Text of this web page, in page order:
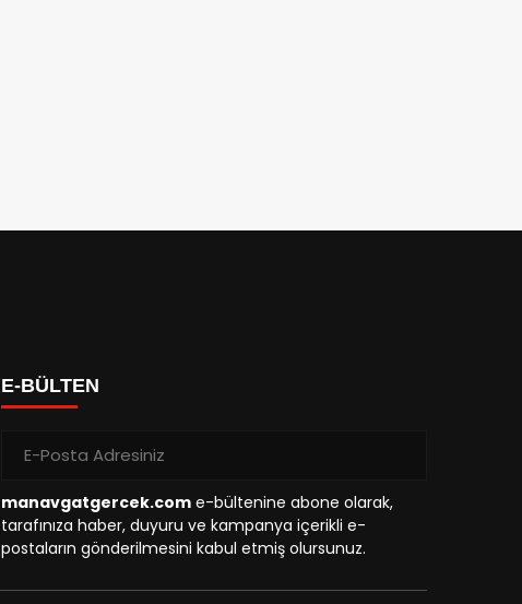
E-BÜLTEN
manavgatgercek.com e-bültenine abone olarak,
tarafınıza haber, duyuru ve kampanya içerikli e-
postaların gönderilmesini kabul etmiş olursunuz.